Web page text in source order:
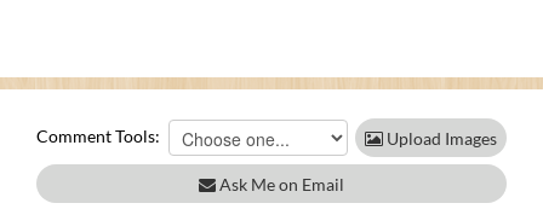
Comment Tools: Upload Images
Ask Me on Email